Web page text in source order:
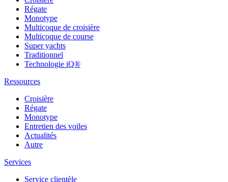
Régate
Monotype
Multicoque de croisière
Multicoque de course
Super yachts
Traditionnel
Technologie iQ®
Ressources
Croisière
Régate
Monotype
Entretien des voiles
Actualités
Autre
Services
Service clientèle